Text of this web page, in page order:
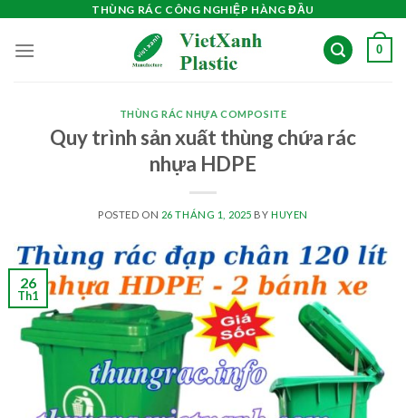
content
THÙNG RÁC CÔNG NGHIỆP HÀNG ĐẦU
0
THÙNG RÁC NHỰA COMPOSITE
Quy trình sản xuất thùng chứa rác
nhựa HDPE
POSTED ON 26 THÁNG 1, 2025 BY HUYEN
26
Th1